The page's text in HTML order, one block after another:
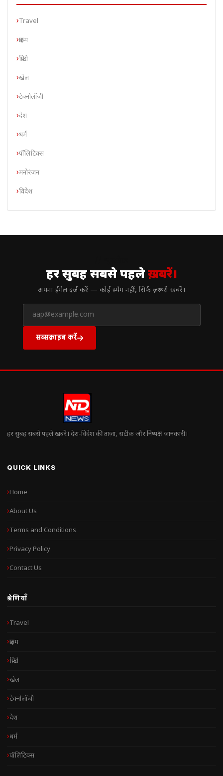
Travel
क्राइम
क्रिप्टो
खेल
टेक्नोलॉजी
देश
धर्म
पॉलिटिक्स
मनोरंजन
विदेश
हर सुबह सबसे पहलेख़बरें।
अपना ईमेल दर्ज करें — कोई स्पैम नहीं, सिर्फ ज़रूरी खबरें।
सब्सक्राइब करें
हर सुबह सबसे पहले खबरें। देश-विदेश की ताज़ा, सटीक और निष्पक्ष जानकारी।
QUICK LINKS
Home
About Us
Terms and Conditions
Privacy Policy
Contact Us
श्रेणियाँ
Travel
क्राइम
क्रिप्टो
खेल
टेक्नोलॉजी
देश
धर्म
पॉलिटिक्स